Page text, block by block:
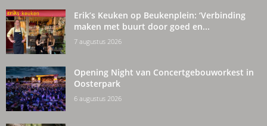
Erik’s Keuken op Beukenplein: ‘Verbinding
maken met buurt door goed en...
7 augustus 2026
Opening Night van Concertgebouworkest in
Oosterpark
6 augustus 2026